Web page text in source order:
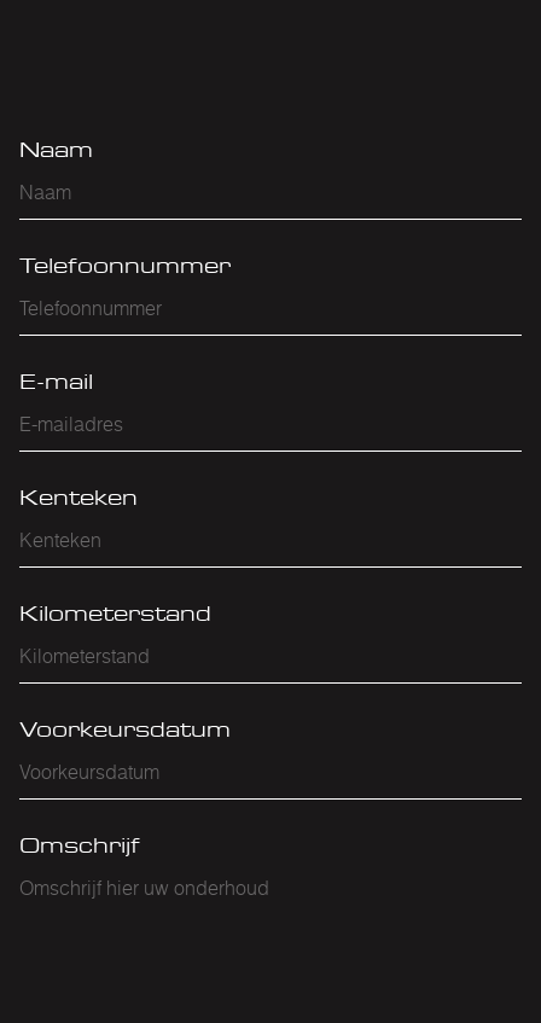
Naam
Telefoonnummer
E-mail
Kenteken
Kilometerstand
Voorkeursdatum
Omschrijf